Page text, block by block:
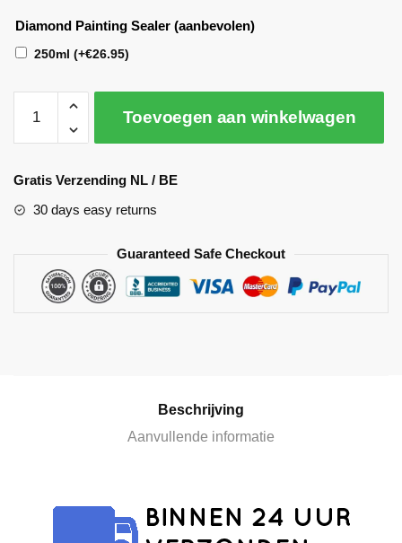
Diamond Painting Sealer (aanbevolen)
250ml (+€26.95)
Toevoegen aan winkelwagen
l
e
Gratis Verzending NL / BE
30 days easy returns
Guaranteed Safe Checkout
Beschrijving
Aanvullende informatie